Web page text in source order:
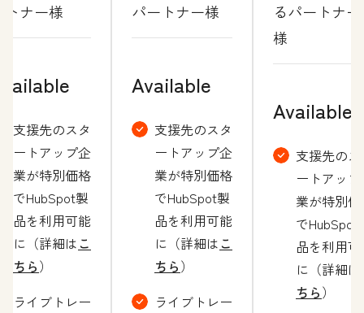
トナー様
支援先のスタ
ートアップ企
業が特別価格
でHubSpot製
品を利用可能
に（詳細は こ
ちら）
ライブトレー
パートナー様
Available
支援先のスタ
ートアップ企
業が特別価格
でHubSpot製
品を利用可能
に（詳細は こ
ちら）
ライブトレー
るパートナー
様
Available
支援先の
ートアッ
業が特別
でHubSpot
品を利用
に（詳細は
ちら）